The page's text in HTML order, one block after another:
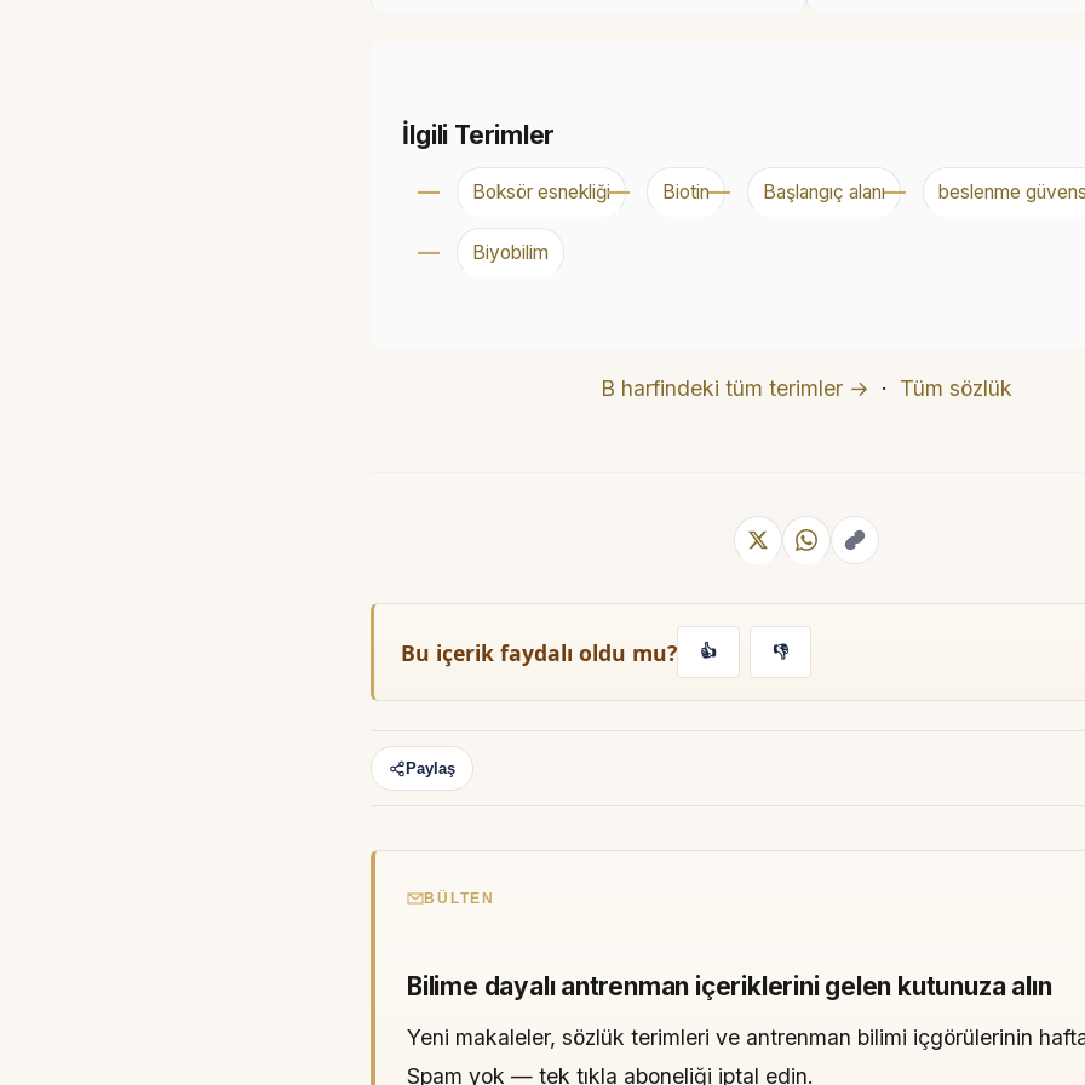
İlgili Terimler
Boksör esnekliği Biotin Başlangıç alanı beslenme
Biyobilim
B harfindeki tüm terimler → · Tüm sözlük
Bu içerik faydalı oldu mu? 👍 👎
Paylaş
BÜLTEN
Bilime dayalı antrenman içeriklerini gelen kutunuza alın
Yeni makaleler, sözlük terimleri ve antrenman bilimi içgörülerinin
Spam yok — tek tıkla aboneliği iptal edin.